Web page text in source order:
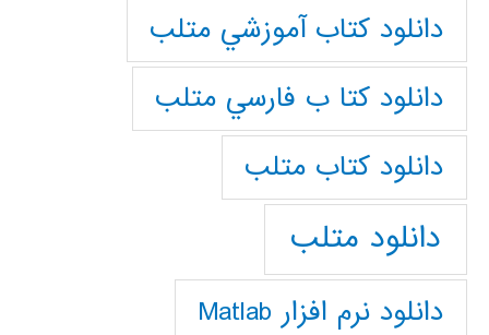
دانلود كتاب آموزشي متلب
دانلود كتا ب فارسي متلب
دانلود كتاب متلب
دانلود متلب
دانلود نرم افزار Matlab